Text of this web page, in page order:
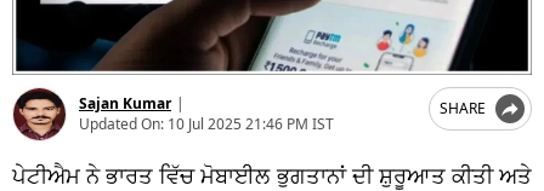
Sajan Kumar |
Updated On: 10 Jul 2025 21:46 PM IST
SHARE
ਪੇਟੀਐਮ ਨੇ ਭਾਰਤ ਵਿੱਚ ਮੋਬਾਈਲ ਭੁਗਤਾਨਾਂ ਦੀ ਸ਼ੁਰੂਆਤ ਕੀਤੀ ਅਤੇ